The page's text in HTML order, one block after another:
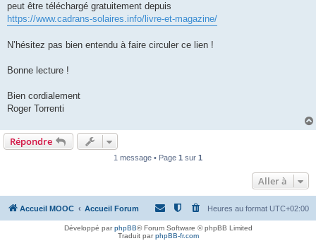
peut être téléchargé gratuitement depuis
https://www.cadrans-solaires.info/livre-et-magazine/
N’hésitez pas bien entendu à faire circuler ce lien !
Bonne lecture !
Bien cordialement
Roger Torrenti
Répondre
1 message • Page 1 sur 1
Aller à
Accueil MOOC Accueil Forum Heures au format UTC+02:00
Développé parphpBB® Forum Software © phpBB Limited
Traduit parphpBB-fr.com